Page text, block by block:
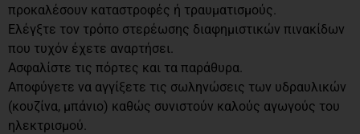
προκαλέσουν καταστροφές ή τραυματισμούς.
Ελέγξτε τον τρόπο στερέωσης διαφημιστικών πινακίδων
που τυχόν έχετε αναρτήσει.
Ασφαλίστε τις πόρτες και τα παράθυρα.
Αποφύγετε να αγγίξετε τις σωληνώσεις των υδραυλικών
(κουζίνα, μπάνιο) καθώς συνιστούν καλούς αγωγούς του
ηλεκτρισμού.